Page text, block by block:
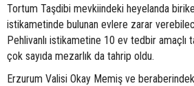
Tortum Taşdibi mevkiindeki heyelanda
istikametinde bulunan evlere zarar
Pehlivanlı istikametine 10 ev tedbir amaçlı
çok sayıda mezarlık da tahrip oldu.
Erzurum Valisi Okay Memiş ve